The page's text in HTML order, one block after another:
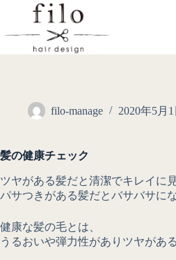
filo-manage 2020年5月1
髪の健康チェック
ツヤがある髪だと清潔でキレイに
パサつきがある髪だとバサバサに
健康な髪の毛とは、
うるおいや弾力性がありツヤがあ